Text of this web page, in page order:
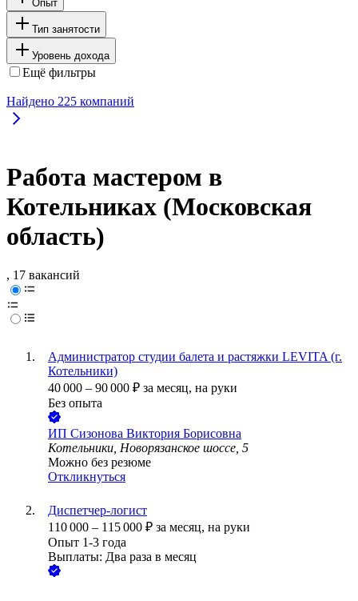
Опыт
Тип занятости
Уровень дохода
Ещё фильтры
Найдено 225 компаний
Работа мастером в
Котельниках (Московская
область)
, 17 вакансий
Администратор студии балета и растяжки LEVITA (г.
Котельники)
40 000 – 90 000 ₽ за месяц, на руки
Без опыта
ИП Сизонова Виктория Борисовна
Котельники, Новорязанское шоссе, 5
Можно без резюме
Откликнуться
Диспетчер-логист
110 000 – 115 000 ₽ за месяц, на руки
Опыт 1-3 года
Выплаты: Два раза в месяц